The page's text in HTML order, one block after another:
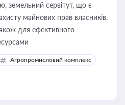
земельний сервітут, що є
майнових прав власників,
для ефективного
Агропромисловий комплекс